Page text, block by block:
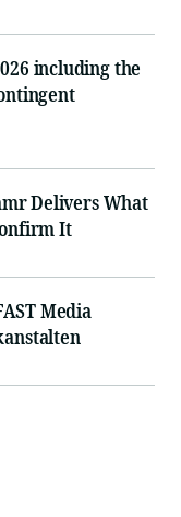
including the
Delivers What
It
Media